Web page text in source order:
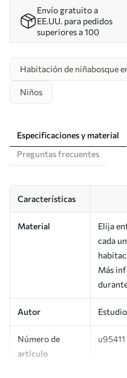
Envío gratuito a
EE.UU. para pedidos
superiores a 100
Habitación de niñabosque
Niños
Especificaciones y material
Preguntas frecuentes
Características
Material
Elija
cada
Más
Autor
Número de
artículo
u95411